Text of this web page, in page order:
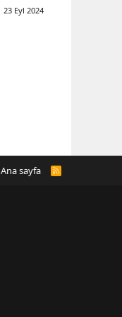
23 Eyl 2024
Ana sayfa
R